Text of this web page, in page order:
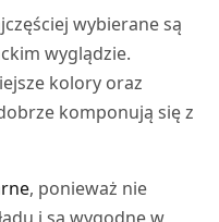
wybierane są
wyglądzie.
kolory oraz
komponują się z
, ponieważ nie